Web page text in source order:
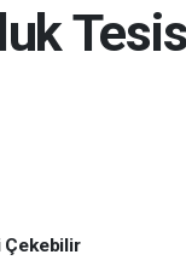
Tesis
Çekebilir